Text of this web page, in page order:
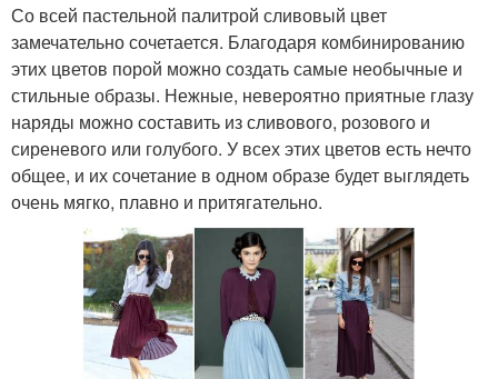
Со всей пастельной палитрой сливовый цвет
замечательно сочетается. Благодаря комбинированию
этих цветов порой можно создать самые необычные и
стильные образы. Нежные, невероятно приятные глазу
наряды можно составить из сливового, розового и
сиреневого или голубого. У всех этих цветов есть нечто
общее, и их сочетание в одном образе будет выглядеть
очень мягко, плавно и притягательно.